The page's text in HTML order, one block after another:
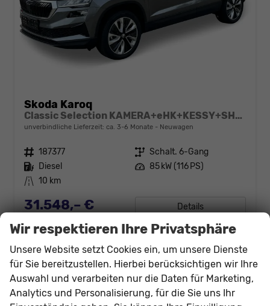
Skoda Karoq
Classic Selection KAMERA+eHK+KESSY+SHZ+SMARTLINK+LED+16" ALU
unverbindliche Lieferzeit: ca. 3-6 Monate Neuwagen
Fahrzeugnr. 187377 Getriebe Schalt. 6-Gang
Kraftstoff Diesel Leistung 85 kW (116 PS)
Kilometerstand 10 km
31.548,– € Details
Verbrauch kombiniert:4,70 l/100km
CO
-Emissionen:124,00 g/km
Wir respektieren Ihre Privatsphäre
Unsere Website setzt Cookies ein, um unsere Dienste
für Sie bereitzustellen. Hierbei berücksichtigen wir Ihre
Auswahl und verarbeiten nur die Daten für Marketing,
Analytics und Personalisierung, für die Sie uns Ihr